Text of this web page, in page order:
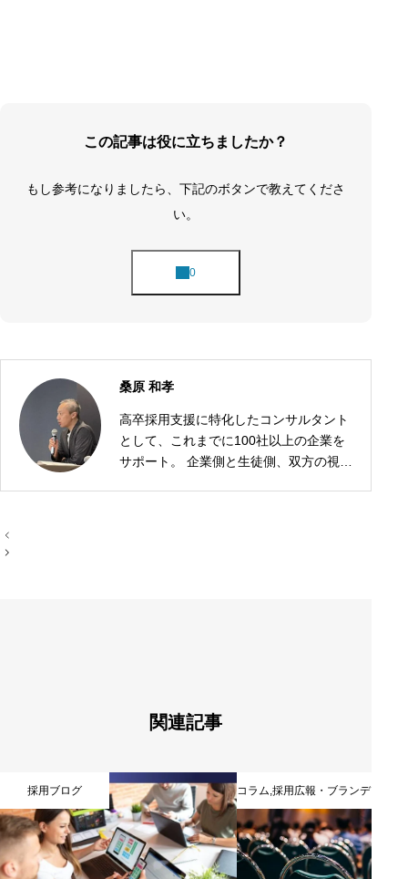
この記事は役に立ちましたか？
もし参考になりましたら、下記のボタンで教えてくださ
い。
桑原 和孝
高卒採用支援に特化したコンサルタント
として、これまでに100社以上の企業を
サポート。 企業側と生徒側、双方の視点
投
稿
関連記事
採用ブログ コラム 採用広報・ブランディング